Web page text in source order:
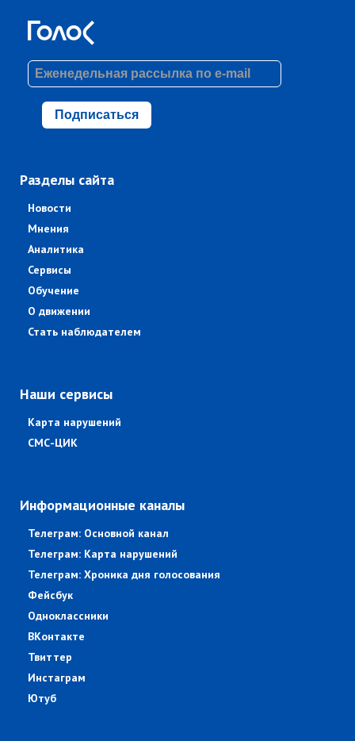
Подписаться
Разделы сайта
Новости
Мнения
Аналитика
Сервисы
Обучение
О движении
Стать наблюдателем
Наши сервисы
Карта нарушений
СМС-ЦИК
Информационные каналы
Телеграм: Основной канал
Телеграм: Карта нарушений
Телеграм: Хроника дня голосования
Фейсбук
Одноклассники
ВКонтакте
Твиттер
Инстаграм
Ютуб